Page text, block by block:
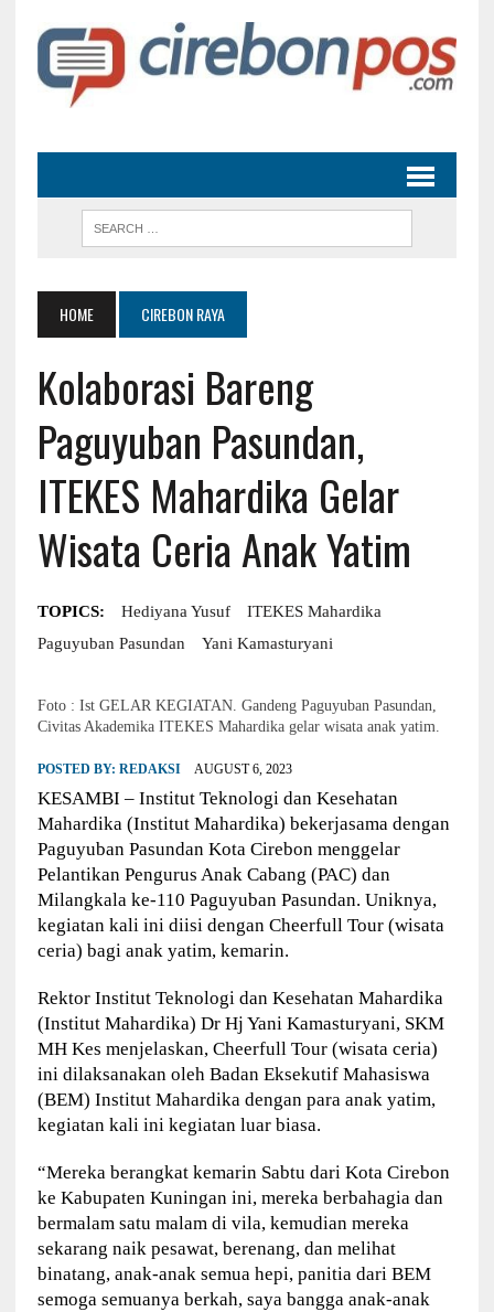
HOME CIREBON RAYA
Kolaborasi Bareng
Paguyuban Pasundan,
ITEKES Mahardika Gelar
Wisata Ceria Anak Yatim
TOPICS: Hediyana Yusuf
ITEKES Mahardika
Paguyuban Pasundan
Yani Kamasturyani
Foto : Ist GELAR KEGIATAN. Gandeng Paguyuban Pasundan,
Civitas Akademika ITEKES Mahardika gelar wisata anak yatim.
POSTED BY: REDAKSI AUGUST 6, 2023
KESAMBI – Institut Teknologi dan Kesehatan
Mahardika (Institut Mahardika) bekerjasama dengan
Paguyuban Pasundan Kota Cirebon menggelar
Pelantikan Pengurus Anak Cabang (PAC) dan
Milangkala ke-110 Paguyuban Pasundan. Uniknya,
kegiatan kali ini diisi dengan Cheerfull Tour (wisata
ceria) bagi anak yatim, kemarin.
Rektor Institut Teknologi dan Kesehatan Mahardika
(Institut Mahardika) Dr Hj Yani Kamasturyani, SKM
MH Kes menjelaskan, Cheerfull Tour (wisata ceria)
ini dilaksanakan oleh Badan Eksekutif Mahasiswa
(BEM) Institut Mahardika dengan para anak yatim,
kegiatan kali ini kegiatan luar biasa.
“Mereka berangkat kemarin Sabtu dari Kota Cirebon
ke Kabupaten Kuningan ini, mereka berbahagia dan
bermalam satu malam di vila, kemudian mereka
sekarang naik pesawat, berenang, dan melihat
binatang, anak-anak semua hepi, panitia dari BEM
semoga semuanya berkah, saya bangga anak-anak